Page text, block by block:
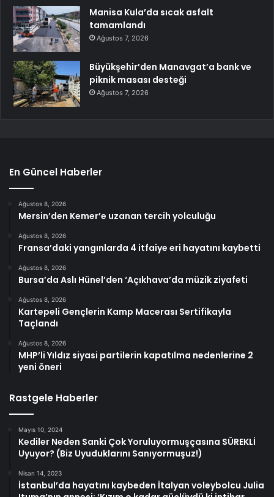
Manisa Kula’da sıcak asfalt
tamamlandı
Ağustos 7, 2026
Büyükşehir’den Manavgat’a bank ve
piknik masası desteği
Ağustos 7, 2026
En Güncel Haberler
Ağustos 8, 2026
Mersin’den Kemer’e uzanan tercih yolculuğu
Ağustos 8, 2026
Fransa’daki yangınlarda 4 itfaiye eri hayatını kaybetti
Ağustos 8, 2026
Bursa’da Aslı Hünel’den ‘Açıkhava’da müzik ziyafeti
Ağustos 8, 2026
Kartepeli Gençlerin Kamp Macerası Sertifikayla
Taçlandı
Ağustos 8, 2026
MHP’li Yıldız siyasi partilerin kapatılma nedenlerine 2
yeni öneri
Rastgele Haberler
Mayıs 10, 2024
Kediler Neden Sanki Çok Yoruluyormuşçasına SÜREKLİ
Uyuyor? (Biz Uyuduklarını Sanıyormuşuz!)
Nisan 14, 2023
İstanbul’da hayatını kaybeden İtalyan voleybolcu Julia